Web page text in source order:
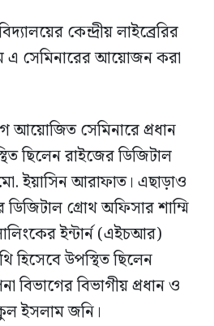
কেন্দ্রীয় লাইব্রেরির
এ সেমিনারের আয়োজন করা
আয়োজিত সেমিনারে প্রধান
ছিলেন রাইজের ডিজিটাল
ইয়াসিন আরাফাত। এছাড়াও
গ্রোথ অফিসার শাম্মি
ইন্টার্ন (এইচআর)
হিসেবে উপস্থিত ছিলেন
বিভাগের বিভাগীয় প্রধান ও
ইসলাম জনি।